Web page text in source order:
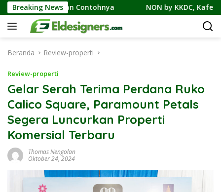
Langsung
ke
konten
Breaking News
dan Contohnya NON by KKDC, Kafe Bergaya
Beranda Review-properti
Review-properti
Gelar Serah Terima Perdana Ruko
Calico Square, Paramount Petals
Segera Luncurkan Properti
Komersial Terbaru
Thomas Nengolan
Oktober 24, 2024